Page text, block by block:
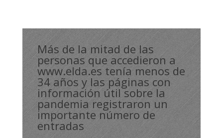
Más de la mitad de las
personas que accedieron a
www.elda.es tenía menos de
34 años y las páginas con
información útil sobre la
pandemia registraron un
importante número de
entradas